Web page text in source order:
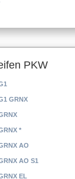
PKW
GRNX
*
AO
AO S1
EL